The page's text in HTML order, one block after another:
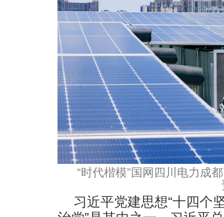
“时代楷模”国网四川电力成
习近平党建思想“十四个